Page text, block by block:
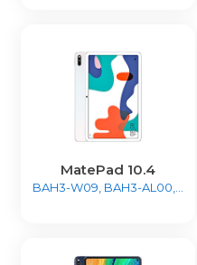
MatePad 10.4
BAH3-W09, BAH3-AL00,...